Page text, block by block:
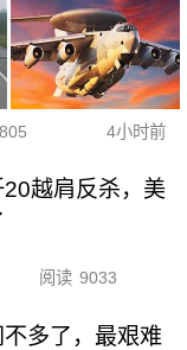
4小时前
越肩反杀，美
阅读 9033
多了，最艰难